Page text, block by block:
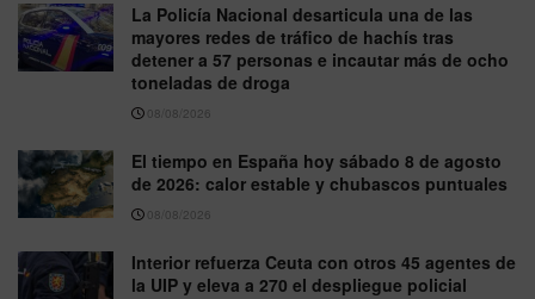
La Policía Nacional desarticula una de las
mayores redes de tráfico de hachís tras
detener a 57 personas e incautar más de ocho
toneladas de droga
08/08/2026
El tiempo en España hoy sábado 8 de agosto
de 2026: calor estable y chubascos puntuales
08/08/2026
Interior refuerza Ceuta con otros 45 agentes de
la UIP y eleva a 270 el despliegue policial